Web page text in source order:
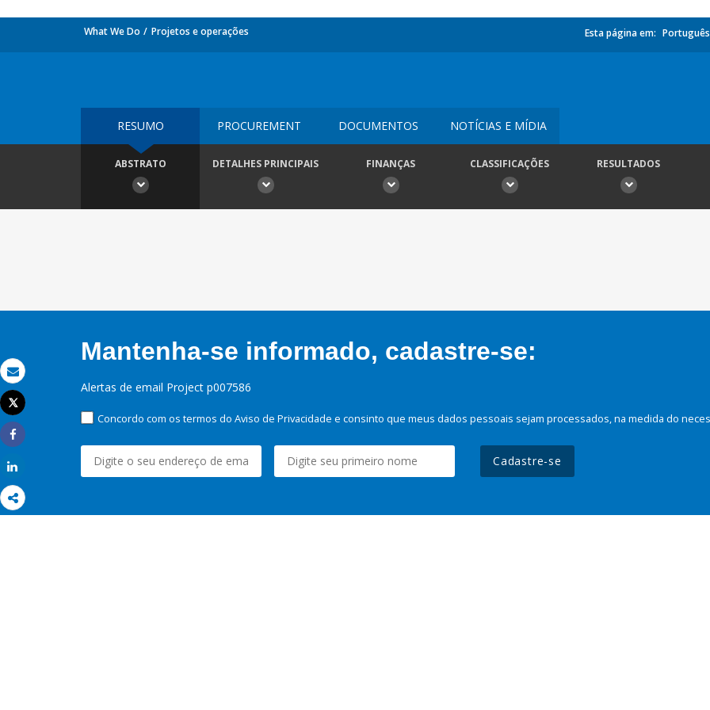
Email
Imprimir
Tweet
Share
What We Do Projetos e operações Esta página em: Português
RESUMO PROCUREMENT DOCUMENTOS NOTÍCIAS E MÍDIA
ABSTRATO DETALHES PRINCIPAIS FINANÇAS CLASSIFICAÇÕES RESULTADOS
Mantenha-se informado, cadastre-se:
Alertas de email Project p007586
Concordo com os termos do Aviso de Privacidade e consinto que meus dados pessoais sejam processados, na medida do
Cadastre-se